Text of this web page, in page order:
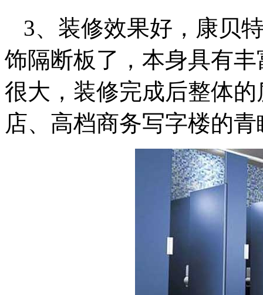
3、装修效果好，康贝
饰隔断板了，本身具有
很大，装修完成后整体
店、高档商务写字楼的青